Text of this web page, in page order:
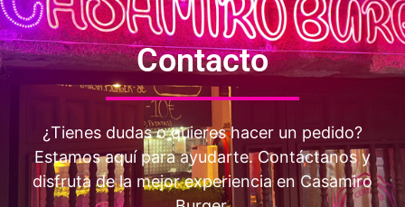
Contacto
¿Tienes dudas o quieres hacer un pedido?
Estamos aquí para ayudarte. Contáctanos y
disfruta de la mejor experiencia en Casamiro